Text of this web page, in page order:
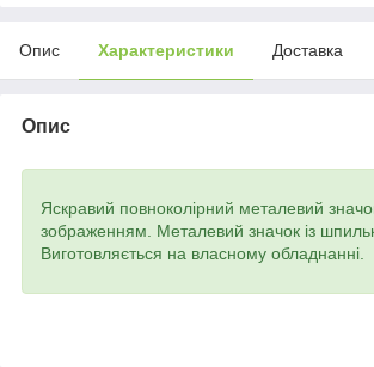
Опис Характеристики Доставка
Опис
Яскравий повноколірний металевий
зображенням. Металевий значок із
Виготовляється на власному обладнанні.